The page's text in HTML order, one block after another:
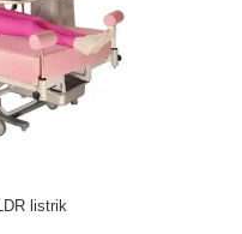
Sakit LED Layar